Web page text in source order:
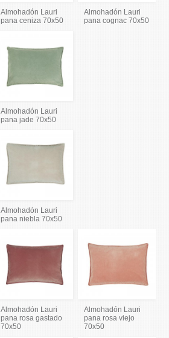
Almohadón Lauri
pana ceniza 70x50
Almohadón Lauri
pana cognac 70x50
Almohadón Lauri
pana jade 70x50
Almohadón Lauri
pana niebla 70x50
Almohadón Lauri
pana rosa gastado
70x50
Almohadón Lauri
pana rosa viejo
70x50